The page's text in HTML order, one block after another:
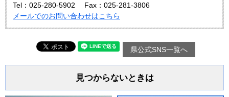
Tel：025-280-5902
Fax：025-281-3806
メールでのお問い合わせはこちら
県公式SNS一覧へ
見つからないときは